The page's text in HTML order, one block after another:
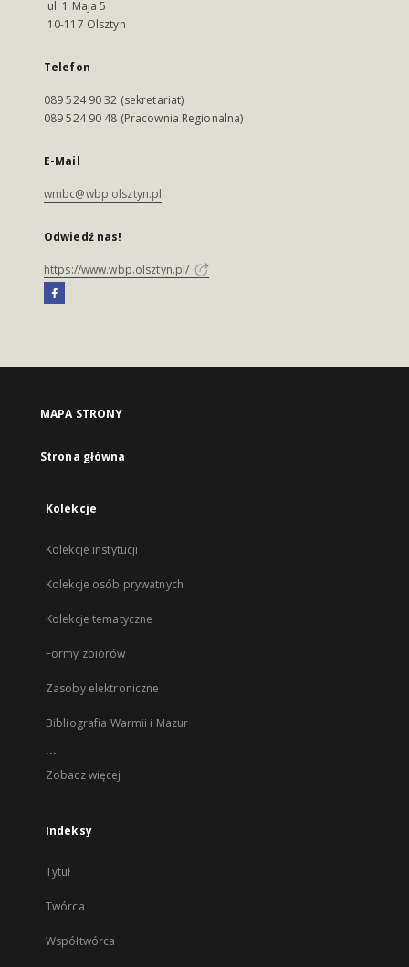
ul. 1 Maja 5
10-117 Olsztyn
Telefon
089 524 90 32 (sekretariat)
089 524 90 48 (Pracownia Regionalna)
E-Mail
wmbc@wbp.olsztyn.pl
Odwiedź nas!
https://www.wbp.olsztyn.pl/
MAPA STRONY
Strona główna
Kolekcje
Kolekcje instytucji
Kolekcje osób prywatnych
Kolekcje tematyczne
Formy zbiorów
Zasoby elektroniczne
Bibliografia Warmii i Mazur
...
Zobacz więcej
Indeksy
Tytuł
Twórca
Współtwórca